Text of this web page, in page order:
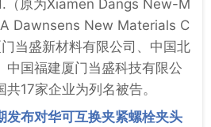
（原为Xiamen Dangs New-M
Dawnsens New Materials C
当盛新材料有限公司、中国北
中国福建厦门当盛科技有限公
17家企业为列名被告。
发布对华可互换夹紧螺栓夹头